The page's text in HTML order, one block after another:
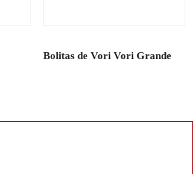
Bolitas de Vori Vori Grande